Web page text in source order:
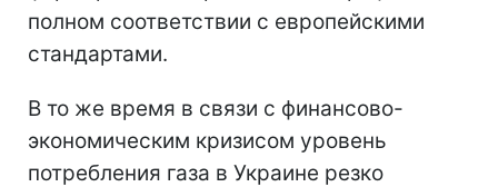
полном соответствии с европейскими
стандартами.
В то же время в связи с финансово-
экономическим кризисом уровень
потребления газа в Украине резко